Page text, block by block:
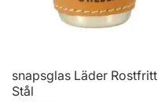
snapsglas Läder Rostfritt
Stål